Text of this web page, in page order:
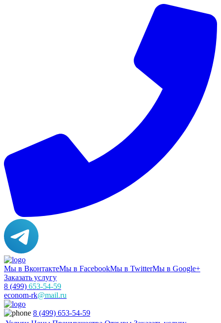
Мы в ВконтактеМы в FacebookМы в TwitterМы в Google+
Заказать услугу
8 (499) 653-54-59
econom-rk@mail.ru
8 (499) 653-54-59